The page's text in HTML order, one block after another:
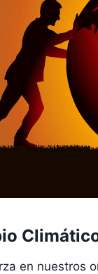
en nuestros